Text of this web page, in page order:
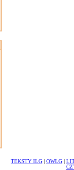
TEKSTY ILG OWLG